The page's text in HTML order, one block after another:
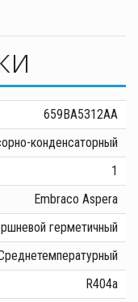
659BA5312AA
конденсаторный
1
Embraco Aspera
герметичный
R404a